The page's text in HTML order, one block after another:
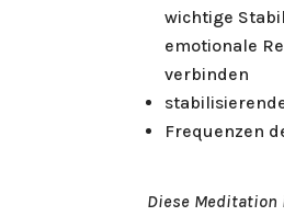
wichtige
emotionale
verbinden
Frequenzen
Diese Meditation